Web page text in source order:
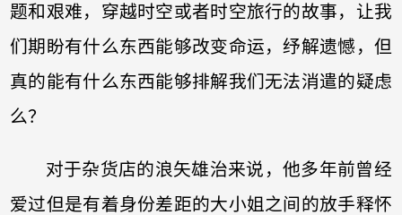
题和艰难，穿越时空或者时空旅行的故事，让我
们期盼有什么东西能够改变命运，纾解遗憾，但
真的能有什么东西能够排解我们无法消遣的疑虑
么？
对于杂货店的浪矢雄治来说，他多年前曾经
爱过但是有着身份差距的大小姐之间的放手释怀